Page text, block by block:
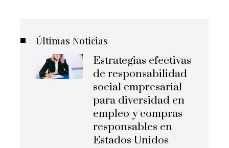
Últimas Noticias
Estrategias efectivas
de responsabilidad
social empresarial
para diversidad en
empleo y compras
responsables en
Estados Unidos